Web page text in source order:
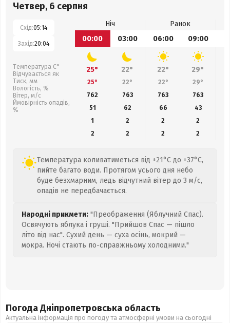
Четвер, 6 серпня
Схід:05:14
Захід:20:04
Температура С°
Відчувається як
Тиск, мм
Вологість, %
Вітер, м/с
Ймовірність опадів,
%
Ніч
Ранок
00:00
03:00 06:00 09:00
25° 22° 22° 29°
25° 22° 22° 29°
762
763 763 763
51
62 66
43
1
2 2
2
2
2 2 2
Температура коливатиметься від +21°C до +37°C,
пийте багато води. Протягом усього дня небо
буде безхмарним, ледь відчутний вітер до 3 м/с,
опадів не передбачається.
Народні прикмети: "Преображення (Яблучний Спас).
Освячують яблука і груші. "Прийшов Спас — пішло
літо від нас". Сухий день — суха осінь, мокрий —
мокра. Ночі стають по-справжньому холодними."
Погода Дніпропетровська область
Актуальна інформація про погоду та атмосферні умови на сьогодні